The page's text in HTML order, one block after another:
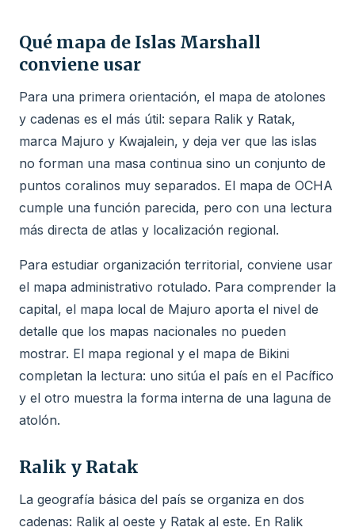
Qué mapa de Islas Marshall
conviene usar
Para una primera orientación, el mapa de atolones
y cadenas es el más útil: separa Ralik y Ratak,
marca Majuro y Kwajalein, y deja ver que las islas
no forman una masa continua sino un conjunto de
puntos coralinos muy separados. El mapa de OCHA
cumple una función parecida, pero con una lectura
más directa de atlas y localización regional.
Para estudiar organización territorial, conviene usar
el mapa administrativo rotulado. Para comprender la
capital, el mapa local de Majuro aporta el nivel de
detalle que los mapas nacionales no pueden
mostrar. El mapa regional y el mapa de Bikini
completan la lectura: uno sitúa el país en el Pacífico
y el otro muestra la forma interna de una laguna de
atolón.
Ralik y Ratak
La geografía básica del país se organiza en dos
cadenas: Ralik al oeste y Ratak al este. En Ralik